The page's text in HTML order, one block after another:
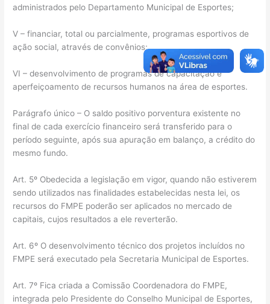
administrados pelo Departamento Municipal de Esportes;
V – financiar, total ou parcialmente, programas esportivos de
ação social, através de convênios;
VI – desenvolvimento de programas de capacitação e
aperfeiçoamento de recursos humanos na área de esportes.
Parágrafo único – O saldo positivo porventura existente no
final de cada exercício financeiro será transferido para o
período seguinte, após sua apuração em balanço, a crédito do
mesmo fundo.
Art. 5º Obedecida a legislação em vigor, quando não estiverem
sendo utilizados nas finalidades estabelecidas nesta lei, os
recursos do FMPE poderão ser aplicados no mercado de
capitais, cujos resultados a ele reverterão.
Art. 6º O desenvolvimento técnico dos projetos incluídos no
FMPE será executado pela Secretaria Municipal de Esportes.
Art. 7º Fica criada a Comissão Coordenadora do FMPE,
integrada pelo Presidente do Conselho Municipal de Esportes,